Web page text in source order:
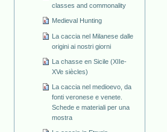
classes and commonality
Medieval Hunting
La caccia nel Milanese dalle
origini ai nostri giorni
La chasse en Sicile (XIIe-
XVe siècles)
La caccia nel medioevo, da
fonti veronese e venete.
Schede e materiali per una
mostra